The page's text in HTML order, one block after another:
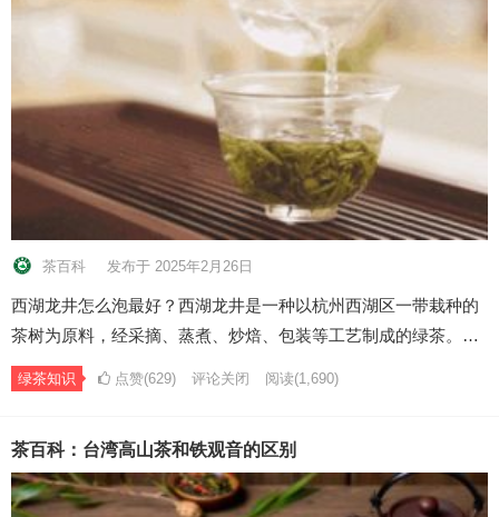
茶百科 发布于 2025年2月26日
西湖龙井怎么泡最好？西湖龙井是一种以杭州西湖区一带栽种的
茶树为原料，经采摘、蒸煮、炒焙、包装等工艺制成的绿茶。…
绿茶知识 点赞(629) 评论关闭 阅读(1,690)
茶百科：台湾高山茶和铁观音的区别